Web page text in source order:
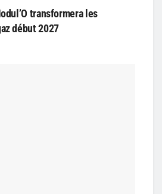
transformera les
début 2027